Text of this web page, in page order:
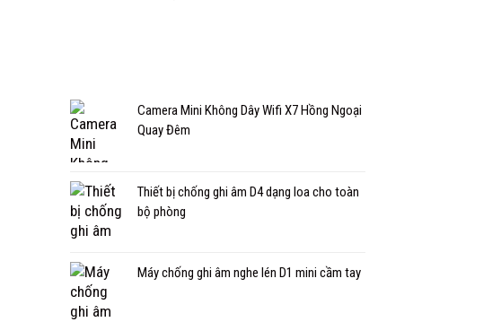
Camera Mini Không Dây Wifi X7 Hồng Ngoại
Quay Đêm
Thiết bị chống ghi âm D4 dạng loa cho toàn
bộ phòng
Máy chống ghi âm nghe lén D1 mini cầm tay